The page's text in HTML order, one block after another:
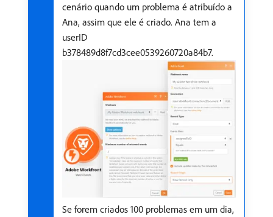
cenário quando um problema é atribuído a
Ana, assim que ele é criado. Ana tem a
userID
b378489d8f7cd3cee0539260720a84b7.
Se forem criados 100 problemas em um dia,